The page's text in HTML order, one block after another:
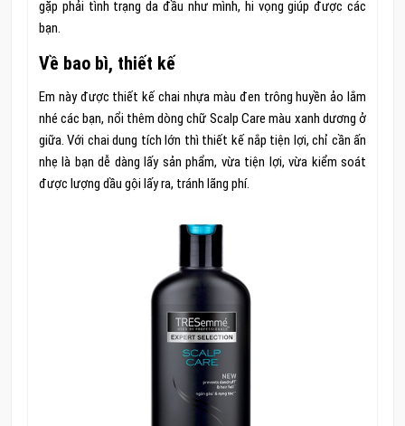
gặp phải tình trạng da đầu như mình, hi vọng giúp được các
bạn.
Về bao bì, thiết kế
Em này được thiết kế chai nhựa màu đen trông huyền ảo lắm
nhé các bạn, nổi thêm dòng chữ Scalp Care màu xanh dương ở
giữa. Với chai dung tích lớn thì thiết kế nắp tiện lợi, chỉ cần ấn
nhẹ là bạn dễ dàng lấy sản phẩm, vừa tiện lợi, vừa kiểm soát
được lượng dầu gội lấy ra, tránh lãng phí.